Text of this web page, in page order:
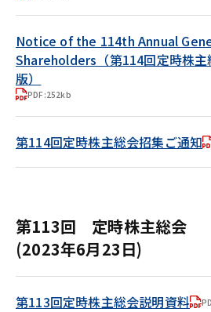
Notice of the 114th Annual
Shareholders（第114回定時株
版）
PDF:252kb
第114回定時株主総会招集ご通知
第113回 定時株主総会
(2023年6月23日)
第113回定時株主総会説明資料